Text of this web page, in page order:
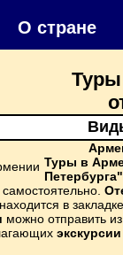
О стране
Туры в
Петербурга"
находится в
можно отправить